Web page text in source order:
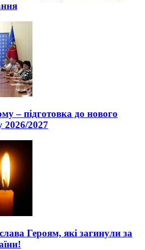
– підготовка до нового
2026/2027
Героям, які загинули за